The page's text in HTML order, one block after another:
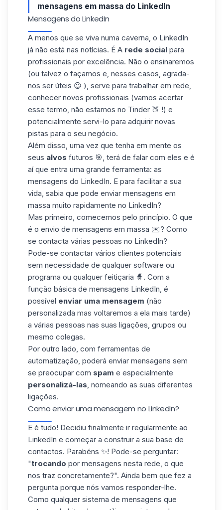
mensagens em massa do LinkedIn
Mensagens do LinkedIn
A menos que se viva numa caverna, o LinkedIn
já não está nas notícias. É A rede social para
profissionais por excelência. Não o ensinaremos
(ou talvez o façamos e, nesses casos, agrada-
nos ser úteis 😉 ), serve para trabalhar em rede,
conhecer novos profissionais (vamos acertar
esse termo, não estamos no Tinder 🍑 !) e
potencialmente servi-lo para adquirir novas
pistas para o seu negócio.
Além disso, uma vez que tenha em mente os
seus alvos futuros 🎯, terá de falar com eles e é
aí que entra uma grande ferramenta: as
mensagens do LinkedIn. E para facilitar a sua
vida, sabia que pode enviar mensagens em
massa muito rapidamente no LinkedIn?
Mas primeiro, comecemos pelo princípio. O que
é o envio de mensagens em massa ✉️? Como
se contacta várias pessoas no LinkedIn?
Pode-se contactar vários clientes potenciais
sem necessidade de qualquer software ou
programa ou qualquer feitiçaria 🧙. Com a
função básica de mensagens LinkedIn, é
possível enviar uma mensagem (não
personalizada mas voltaremos a ela mais tarde)
a várias pessoas nas suas ligações, grupos ou
mesmo colegas.
Por outro lado, com ferramentas de
automatização, poderá enviar mensagens sem
se preocupar com spam e especialmente
personalizá-las, nomeando as suas diferentes
ligações.
Como enviar uma mensagem no LinkedIn?
E é tudo! Decidiu finalmente ir regularmente ao
LinkedIn e começar a construir a sua base de
contactos. Parabéns ✨! Pode-se perguntar:
"trocando por mensagens nesta rede, o que
nos traz concretamente?". Ainda bem que fez a
pergunta porque nós vamos responder-lhe.
Como qualquer sistema de mensagens que